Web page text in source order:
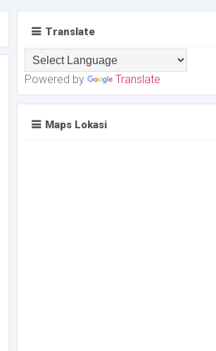
Translate
Powered by Translate
Maps Lokasi